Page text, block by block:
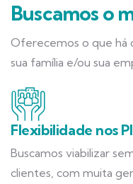
Buscamos o
Oferecemos o que há
sua família e/ou sua
Flexibilidade nos
Buscamos viabilizar
clientes, com muita